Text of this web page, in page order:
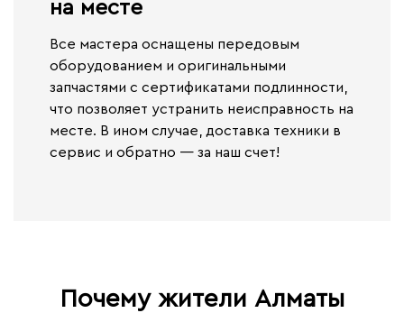
на месте​
Все мастера оснащены передовым
оборудованием и оригинальными
запчастями с сертификатами подлинности,
что позволяет устранить неисправность на
месте. В ином случае, доставка техники в
сервис и обратно — за наш счет!
Почему жители Алматы